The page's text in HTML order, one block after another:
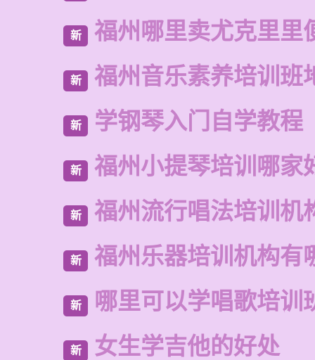
新 福州哪里卖尤克里里
新 福州音乐素养培训班
新 学钢琴入门自学教程
新 福州小提琴培训哪家
新 福州流行唱法培训机
新 福州乐器培训机构有
新 哪里可以学唱歌培训
新 女生学吉他的好处